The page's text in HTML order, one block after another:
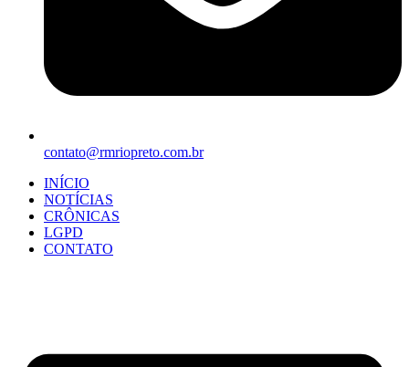
contato@rmriopreto.com.br
INÍCIO
NOTÍCIAS
CRÔNICAS
LGPD
CONTATO